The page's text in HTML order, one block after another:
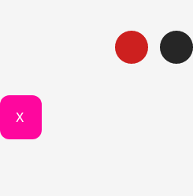
X